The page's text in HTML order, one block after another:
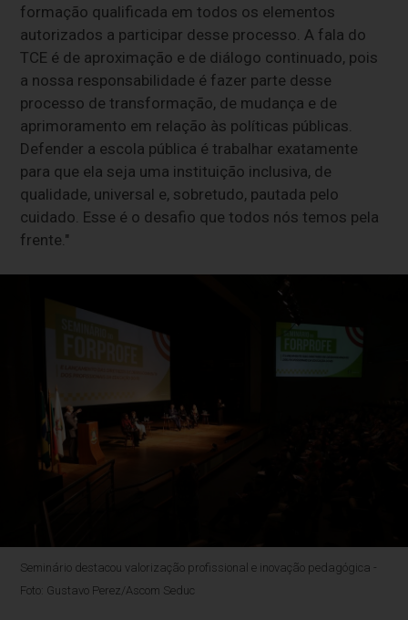
formação qualificada em todos os elementos
autorizados a participar desse processo. A fala do
TCE é de aproximação e de diálogo continuado, pois
a nossa responsabilidade é fazer parte desse
processo de transformação, de mudança e de
aprimoramento em relação às políticas públicas.
Defender a escola pública é trabalhar exatamente
para que ela seja uma instituição inclusiva, de
qualidade, universal e, sobretudo, pautada pelo
cuidado. Esse é o desafio que todos nós temos pela
frente."
Seminário destacou valorização profissional e inovação pedagógica -
Foto: Gustavo Perez/Ascom Seduc